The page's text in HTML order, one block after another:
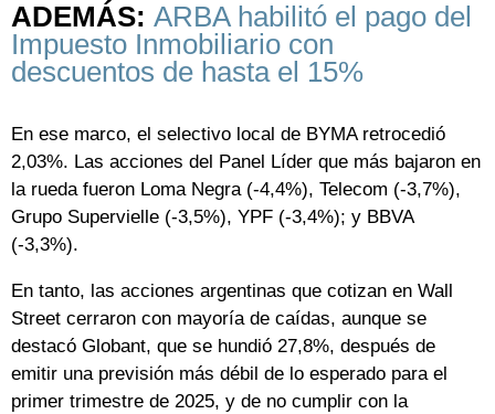
ADEMÁS: ARBA habilitó el pago del
Impuesto Inmobiliario con
descuentos de hasta el 15%
En ese marco, el selectivo local de BYMA retrocedió
2,03%. Las acciones del Panel Líder que más bajaron en
la rueda fueron Loma Negra (-4,4%), Telecom (-3,7%),
Grupo Supervielle (-3,5%), YPF (-3,4%); y BBVA
(-3,3%).
En tanto, las acciones argentinas que cotizan en Wall
Street cerraron con mayoría de caídas, aunque se
destacó Globant, que se hundió 27,8%, después de
emitir una previsión más débil de lo esperado para el
primer trimestre de 2025, y de no cumplir con la